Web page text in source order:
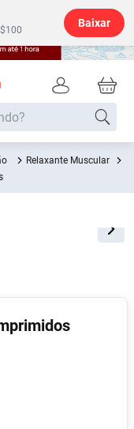
Baixar
Relaxante Muscular